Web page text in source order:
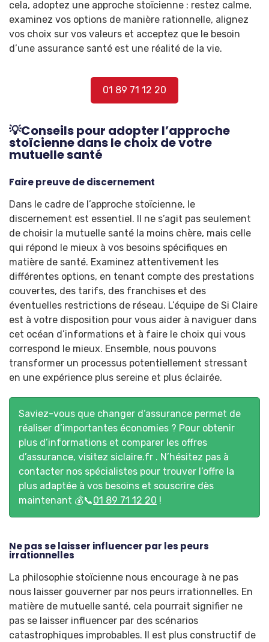
cela, adoptez une approche stoïcienne : restez calme,
examinez vos options de manière rationnelle, alignez
vos choix sur vos valeurs et acceptez que le besoin
d’une assurance santé est une réalité de la vie.
01 89 71 12 20
💡Conseils pour adopter l’approche
stoïcienne dans le choix de votre
mutuelle santé
Faire preuve de discernement
Dans le cadre de l’approche stoïcienne, le
discernement est essentiel. Il ne s’agit pas seulement
de choisir la mutuelle santé la moins chère, mais celle
qui répond le mieux à vos besoins spécifiques en
matière de santé. Examinez attentivement les
différentes options, en tenant compte des prestations
couvertes, des tarifs, des franchises et des
éventuelles restrictions de réseau. L’équipe de Si Claire
est à votre disposition pour vous aider à naviguer dans
cet océan d’informations et à faire le choix qui vous
correspond le mieux. Ensemble, nous pouvons
transformer un processus potentiellement stressant
en une expérience plus sereine et plus éclairée.
Saviez-vous que changer d’assurance permet de
réaliser d’importantes économies ? Pour obtenir
plus d’informations et comparer les offres
d’assurance, visitez siclaire.fr . N’hésitez pas à
contacter nos spécialistes pour trouver l’offre la
plus adaptée à vos besoins et souscrire dès
maintenant 💰📞01 89 71 12 20 !
Ne pas se laisser influencer par les peurs
irrationnelles
La philosophie stoïcienne nous encourage à ne pas
nous laisser gouverner par nos peurs irrationnelles. En
matière de mutuelle santé, cela pourrait signifier ne
pas se laisser influencer par des scénarios
catastrophiques improbables. Il est plus constructif de